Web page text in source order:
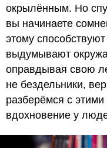
окрылённым. Но
вы начинаете
этому
выдумывают
оправдывая свою
не бездельники,
разберёмся с
вдохновение у